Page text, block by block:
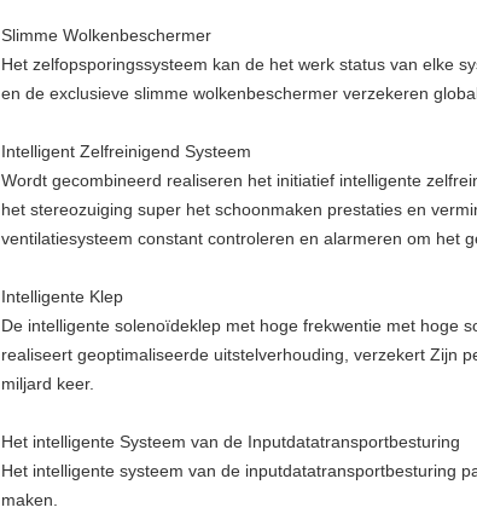
Slimme Wolkenbeschermer
Het zelfopsporingssysteem kan de het werk status van elke
en de exclusieve slimme wolkenbeschermer verzekeren
Intelligent Zelfreinigend Systeem
Wordt gecombineerd realiseren het initiatief intelligente
het stereozuiging super het schoonmaken prestaties en
ventilatiesysteem constant controleren en alarmeren om het
Intelligente Klep
De intelligente solenoïdeklep met hoge frekwentie met hoge
realiseert geoptimaliseerde uitstelverhouding, verzekert Zijn
miljard keer.
Het intelligente Systeem van de Inputdatatransportbesturing
Het intelligente systeem van de inputdatatransportbesturing
maken.